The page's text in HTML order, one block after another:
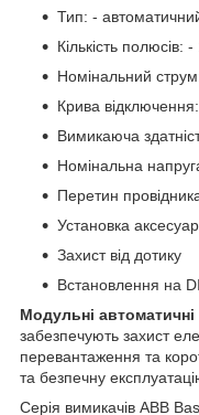
Тип: -
Кількість полюсів:
Номінальний
Крива
Вимикаюча
Номінальна
Перетин
Установка
Захист від дотику
Встановлення на
Модульні
забезпечують захист
перевантаження та
та безпечну
Серія вимикачів ABB